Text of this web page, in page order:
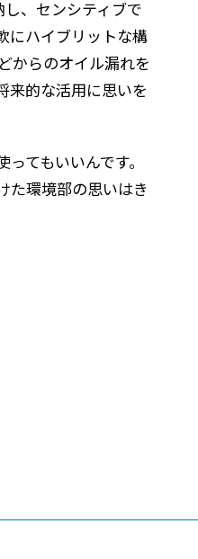
し、センシティブで
にハイブリットな構
からのオイル漏れを
来的な活用に思いを
てもいいんです。
た環境部の思いはき